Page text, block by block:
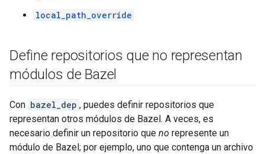
local_path_override
Define repositorios que no representan
módulos de Bazel
Con bazel_dep , puedes definir repositorios que
representan otros módulos de Bazel. A veces, es
necesario definir un repositorio que no represente un
módulo de Bazel; por ejemplo, uno que contenga un archivo